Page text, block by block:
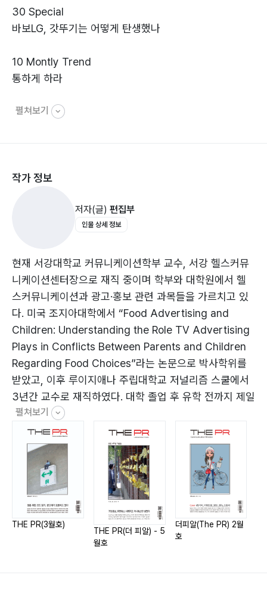
30 Special
바보LG, 갓뚜기는 어떻게 탄생했나
10 Montly Trend
통하게 하라
12 김광태의 홍보一心
VIP 위기관리, 실패를 전제로 시도하라
채널이 주는 의외의 경험 ‘미디어 크리에이티브’
네이티브 광고 기사로 반복 노출하면 포털서 ‘퇴출’
34 Social Trend
인스타에 #된 널 보여줘
38 브랜드텔링 1+1
#브랜드를_시청하는_시대
42 Digital Story
GE의 디지털을 만든 세 가지
GE코리아 커뮤니케이션팀
46 임준수의 캠페인 디코딩
소셜 대통령으로 취임한 오바마, VR 대통령으로 퇴임하
50 신인섭의 글로벌PR-히스토리PR
2017년 형성하는 트렌드에 관해
54 IT Issue
CES서 만난 작지만 강한 아이디어
펼쳐보기
작가 정보
저자(글) 편집부
인물 상세 정보
현재 서강대학교 커뮤니케이션학부 교수, 서강 헬스커뮤
니케이션센터장으로 재직 중이며 학부와 대학원에서 헬
스커뮤니케이션과 광고·홍보 관련 과목들을 가르치고 있
다. 미국 조지아대학에서 “Food Advertising and
Children: Understanding the Role TV Advertising
Plays in Conflicts Between Parents and Children
Regarding Food Choices”라는 논문으로 박사학위를
받았고, 이후 루이지애나 주립대학교 저널리즘 스쿨에서
3년간 교수로 재직하였다. 대학 졸업 후 유학 전까지 제일
기획과 금강기획에서 7년간 카피라이터로 근무하였으며,
2010년 귀국 후에는 한국헬스커뮤니케이션학회, 한국광
고학회, 한국PR학회 등에서 이사로 활동 중이다. 2017년
에는 SNS를 활용한 자살예방 홍보 프로그램인 ‘괜찮니?
에어키스!’ 캠페인을 기획한 공로 등을 인정받아 보건복지
부 장관 표창을 수상하였다.
펼쳐보기
THE PR(3월호)
THE PR(더 피알) - 5
월호
더피알(The PR) 2월
호